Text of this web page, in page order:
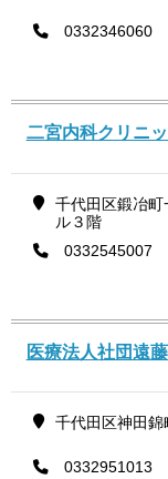
0332346060
二宮内科クリニ
千代田区鍛冶
ル３階
0332545007
医療法人社団遠
千代田区神田
0332951013